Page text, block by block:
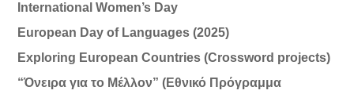
International Women’s Day
European Day of Languages (2025)
Exploring European Countries (Crossword projects)
“Όνειρα για το Μέλλον” (Εθνικό Πρόγραμμα